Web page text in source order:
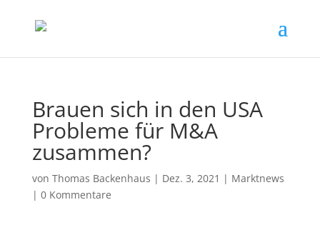
Brauen sich in den USA
Probleme für M&A
zusammen?
von Thomas Backenhaus | Dez. 3, 2021 | Marktnews
| 0 Kommentare